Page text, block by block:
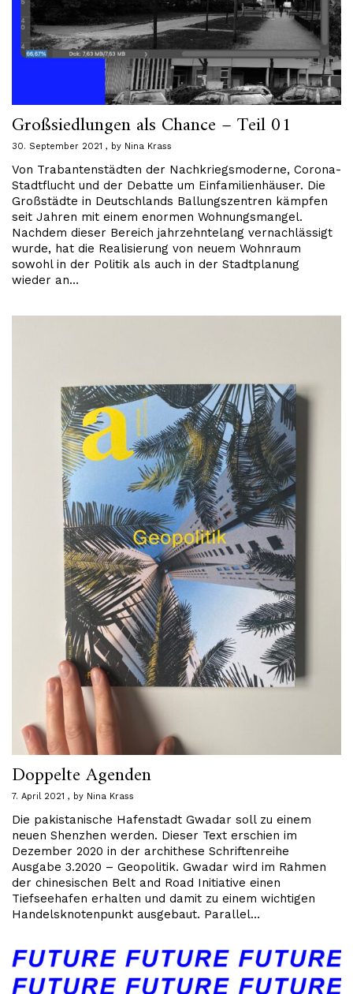
Großsiedlungen als Chance – Teil 01
30. September 2021 by Nina Krass
Von Trabantenstädten der Nachkriegsmoderne, Corona-
Stadtflucht und der Debatte um Einfamilienhäuser. Die
Großstädte in Deutschlands Ballungszentren kämpfen
seit Jahren mit einem enormen Wohnungsmangel.
Nachdem dieser Bereich jahrzehntelang vernachlässigt
wurde, hat die Realisierung von neuem Wohnraum
sowohl in der Politik als auch in der Stadtplanung
wieder an…
Doppelte Agenden
7. April 2021 by Nina Krass
Die pakistanische Hafenstadt Gwadar soll zu einem
neuen Shenzhen werden. Dieser Text erschien im
Dezember 2020 in der archithese Schriftenreihe
Ausgabe 3.2020 – Geopolitik. Gwadar wird im Rahmen
der chinesischen Belt and Road Initiative einen
Tiefseehafen erhalten und damit zu einem wichtigen
Handelsknotenpunkt ausgebaut. Parallel…